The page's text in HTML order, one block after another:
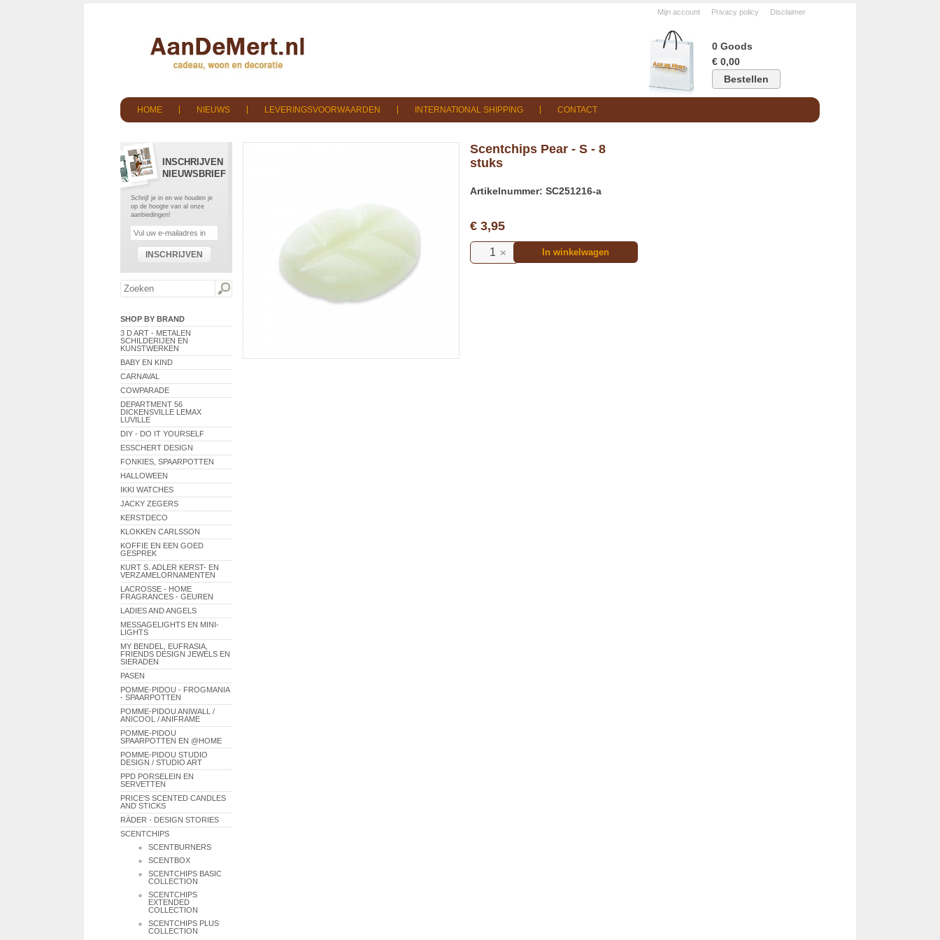
Mijn account Privacy policy Disclaimer
0 Goods
€ 0,00
Bestellen
HOME NIEUWS LEVERINGSVOORWAARDEN INTERNATIONAL SHIPPING CONTACT
INSCHRIJVEN
NIEUWSBRIEF
Schrijf je in en we houden je
op de hoogte van al onze
aanbiedingen!
INSCHRIJVEN
SHOP BY BRAND
3 D ART - METALEN
SCHILDERIJEN EN
KUNSTWERKEN
BABY EN KIND
CARNAVAL
COWPARADE
DEPARTMENT 56
DICKENSVILLE LEMAX
LUVILLE
DIY - DO IT YOURSELF
ESSCHERT DESIGN
FONKIES, SPAARPOTTEN
HALLOWEEN
IKKI WATCHES
JACKY ZEGERS
KERSTDECO
KLOKKEN CARLSSON
KOFFIE EN EEN GOED
GESPREK
KURT S. ADLER KERST- EN
VERZAMELORNAMENTEN
LACROSSE - HOME
FRAGRANCES - GEUREN
LADIES AND ANGELS
MESSAGELIGHTS EN MINI-
LIGHTS
MY BENDEL, EUFRASIA,
FRIENDS DESIGN JEWELS EN
SIERADEN
PASEN
POMME-PIDOU - FROGMANIA
- SPAARPOTTEN
POMME-PIDOU ANIWALL /
ANICOOL / ANIFRAME
POMME-PIDOU
SPAARPOTTEN EN @HOME
POMME-PIDOU STUDIO
DESIGN / STUDIO ART
PPD PORSELEIN EN
SERVETTEN
PRICE'S SCENTED CANDLES
AND STICKS
RÄDER - DESIGN STORIES
SCENTCHIPS
SCENTBURNERS
SCENTBOX
SCENTCHIPS BASIC
COLLECTION
SCENTCHIPS
EXTENDED
COLLECTION
SCENTCHIPS PLUS
COLLECTION
Scentchips Pear - S - 8
stuks
Artikelnummer: SC251216-a
€ 3,95
In winkelwagen